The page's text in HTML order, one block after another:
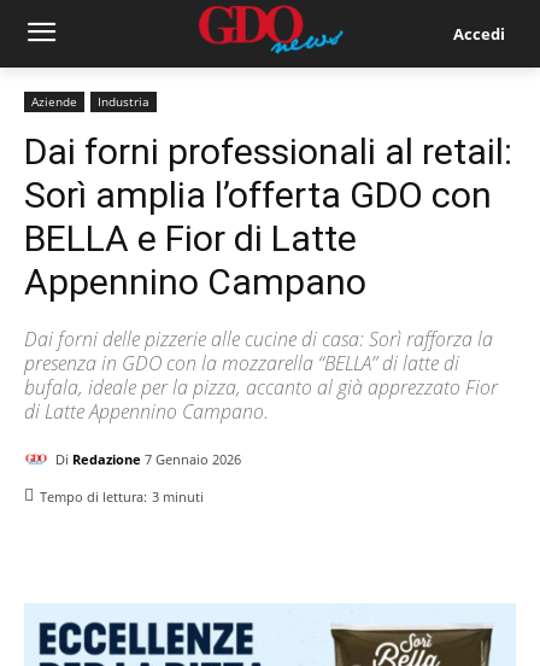
Accedi
Aziende Industria
Dai forni professionali al retail:
Sorì amplia l’offerta GDO con
BELLA e Fior di Latte
Appennino Campano
Dai forni delle pizzerie alle cucine di casa: Sorì rafforza la
presenza in GDO con la mozzarella “BELLA” di latte di
bufala, ideale per la pizza, accanto al già apprezzato Fior
di Latte Appennino Campano.
Di Redazione 7 Gennaio 2026
Tempo di lettura: 3 minuti